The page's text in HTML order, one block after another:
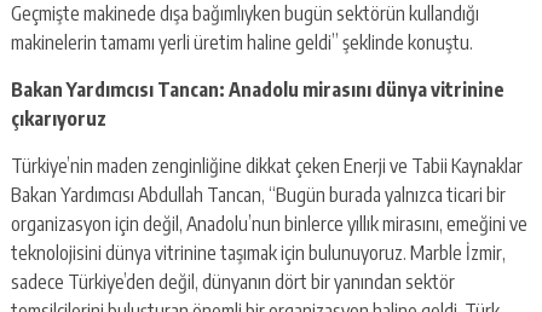
Geçmişte makinede dışa bağımlıyken bugün sektörün kullandığı
makinelerin tamamı yerli üretim haline geldi” şeklinde konuştu.
Bakan Yardımcısı Tancan: Anadolu mirasını dünya vitrinine
çıkarıyoruz
Türkiye’nin maden zenginliğine dikkat çeken Enerji ve Tabii Kaynaklar
Bakan Yardımcısı Abdullah Tancan, “Bugün burada yalnızca ticari bir
organizasyon için değil, Anadolu’nun binlerce yıllık mirasını, emeğini ve
teknolojisini dünya vitrinine taşımak için bulunuyoruz. Marble İzmir,
sadece Türkiye’den değil, dünyanın dört bir yanından sektör